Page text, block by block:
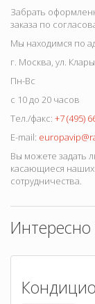
Забрать
заказа по
Мы находимся по
г. Москва, ул.
Пн-Вс
с 10 до 20 часов
Tел./факс: +7 (495)
E-mail:
Вы можете задать
касающиеся наших
сотрудничества.